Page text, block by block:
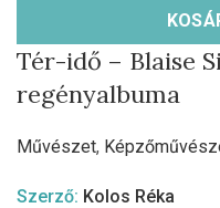
Tér-idő – Blaise
regényalbuma
Művészet,
Szerző: Kolos Réka